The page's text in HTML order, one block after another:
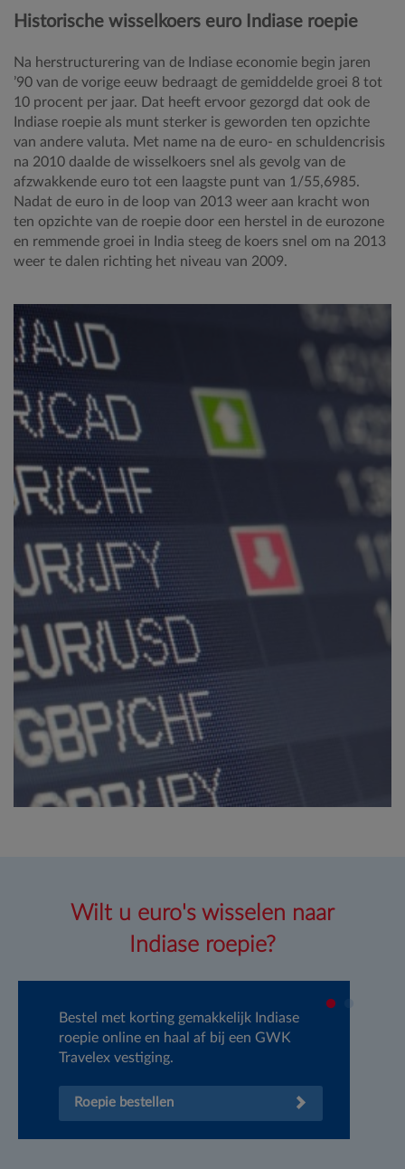
Historische wisselkoers euro Indiase roepie
Na herstructurering van de Indiase economie begin jaren
’90 van de vorige eeuw bedraagt de gemiddelde groei 8 tot
10 procent per jaar. Dat heeft ervoor gezorgd dat ook de
Indiase roepie als munt sterker is geworden ten opzichte
van andere valuta. Met name na de euro- en schuldencrisis
na 2010 daalde de wisselkoers snel als gevolg van de
afzwakkende euro tot een laagste punt van 1/55,6985.
Nadat de euro in de loop van 2013 weer aan kracht won
ten opzichte van de roepie door een herstel in de eurozone
en remmende groei in India steeg de koers snel om na 2013
weer te dalen richting het niveau van 2009.
Wilt u euro's wisselen naar
Indiase roepie?
Bestel met korting gemakkelijk Indiase
roepie online en haal af bij een GWK
Travelex vestiging.
Roepie bestellen